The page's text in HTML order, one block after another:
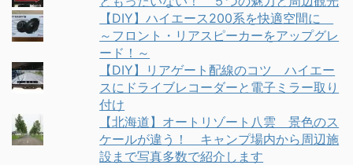
【DIY】ハイエース200系を快適空間に
～フロント・リアスピーカーをアップグレ
ード！～
【DIY】リアゲート配線のコツ ハイエー
スにドライブレコーダーと電子ミラー取り
付け
【北海道】オートリゾート八雲 景色のス
ケールが違う！ キャンプ場内から周辺施
設まで写真多数で紹介します